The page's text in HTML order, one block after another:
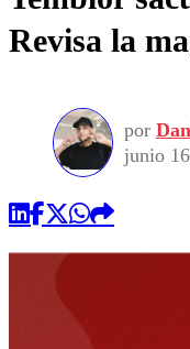
Revisa la
por
junio